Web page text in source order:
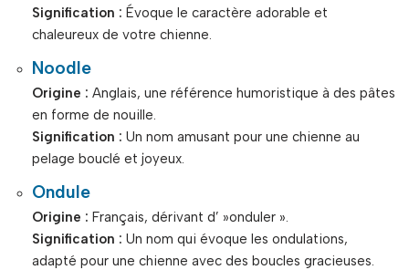
Signification : Évoque le caractère adorable et
chaleureux de votre chienne.
Noodle
Origine : Anglais, une référence humoristique à des pâtes
en forme de nouille.
Signification : Un nom amusant pour une chienne au
pelage bouclé et joyeux.
Ondule
Origine : Français, dérivant d’ »onduler ».
Signification : Un nom qui évoque les ondulations,
adapté pour une chienne avec des boucles gracieuses.